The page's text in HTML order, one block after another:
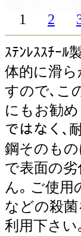
1 2
ｽﾃﾝﾚｽｽﾁｰﾙ
体的に滑
すので､こ
にもお勧め
ではなく､
鋼そのも
で表面の
ん｡ ご使用
などの殺
利用下さい